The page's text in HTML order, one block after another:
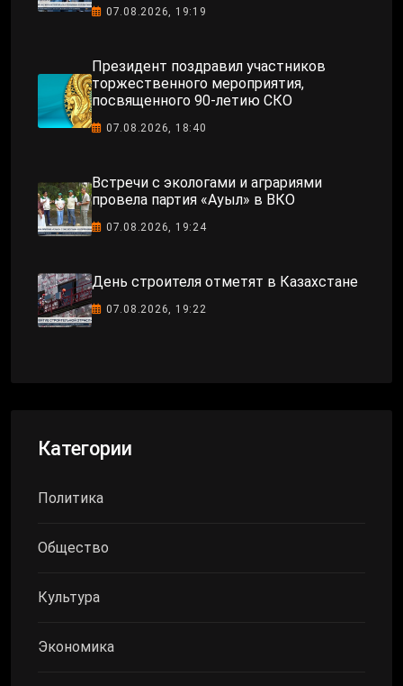
07.08.2026, 19:19
Президент поздравил участников
торжественного мероприятия,
посвященного 90-летию СКО
07.08.2026, 18:40
Встречи с экологами и аграриями
провела партия «Ауыл» в ВКО
07.08.2026, 19:24
День строителя отметят в Казахстане
07.08.2026, 19:22
Категории
Политика
Общество
Культура
Экономика